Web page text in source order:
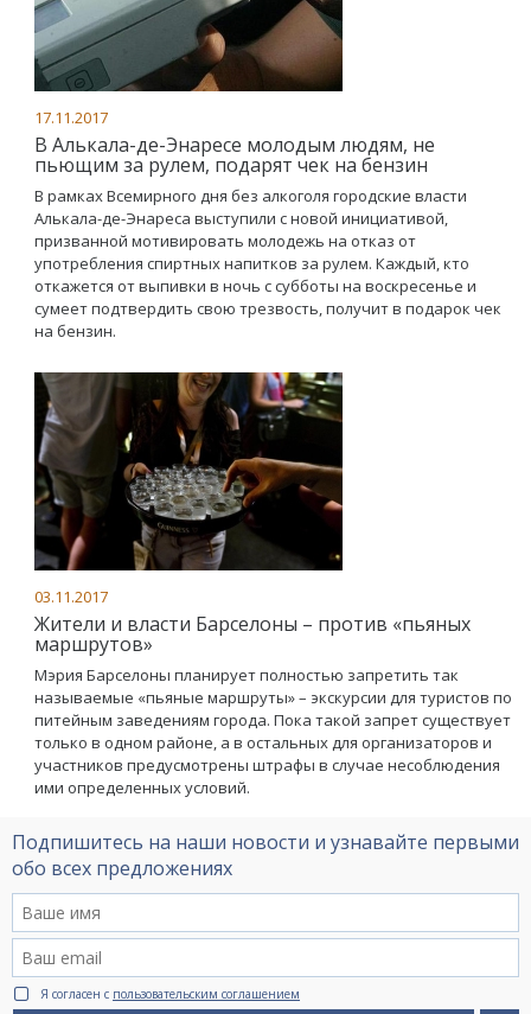
17.11.2017
В Алькала-де-Энаресе молодым людям, не
пьющим за рулем, подарят чек на бензин
В рамках Всемирного дня без алкоголя городские власти
Алькала-де-Энареса выступили с новой инициативой,
призванной мотивировать молодежь на отказ от
употребления спиртных напитков за рулем. Каждый, кто
откажется от выпивки в ночь с субботы на воскресенье и
сумеет подтвердить свою трезвость, получит в подарок чек
на бензин.
03.11.2017
Жители и власти Барселоны – против «пьяных
маршрутов»
Мэрия Барселоны планирует полностью запретить так
называемые «пьяные маршруты» – экскурсии для туристов по
питейным заведениям города. Пока такой запрет существует
только в одном районе, а в остальных для организаторов и
участников предусмотрены штрафы в случае несоблюдения
ими определенных условий.
Подпишитесь на наши новости и узнавайте первыми
обо всех предложениях
Я согласен с пользовательским соглашением